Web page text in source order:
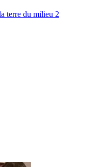
terre du milieu 2